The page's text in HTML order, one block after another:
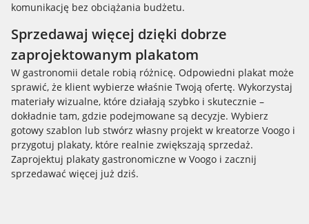
komunikację bez obciążania budżetu.
Sprzedawaj więcej dzięki dobrze
zaprojektowanym plakatom
W gastronomii detale robią różnicę. Odpowiedni plakat może
sprawić, że klient wybierze właśnie Twoją ofertę. Wykorzystaj
materiały wizualne, które działają szybko i skutecznie –
dokładnie tam, gdzie podejmowane są decyzje. Wybierz
gotowy szablon lub stwórz własny projekt w kreatorze Voogo i
przygotuj plakaty, które realnie zwiększają sprzedaż.
Zaprojektuj plakaty gastronomiczne w Voogo i zacznij
sprzedawać więcej już dziś.